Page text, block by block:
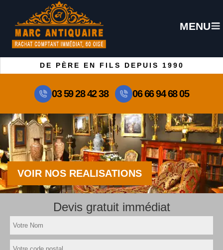
MENU
DE PÈRE EN FILS DEPUIS 1990
03 59 28 42 38 06 66 94 68 05
VOIR NOS REALISATIONS
Devis gratuit immédiat